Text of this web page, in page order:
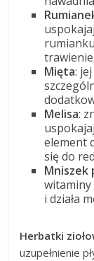
Mięta:
Melisa:
element
się do
Mniszek
witaminy
i działa
Herbatki
uzupełnienie